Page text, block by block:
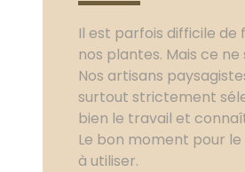
Il est parfois difficile de
nos plantes. Mais ce
Nos artisans
surtout strictement
bien le travail et
Le bon moment pour
à utiliser.